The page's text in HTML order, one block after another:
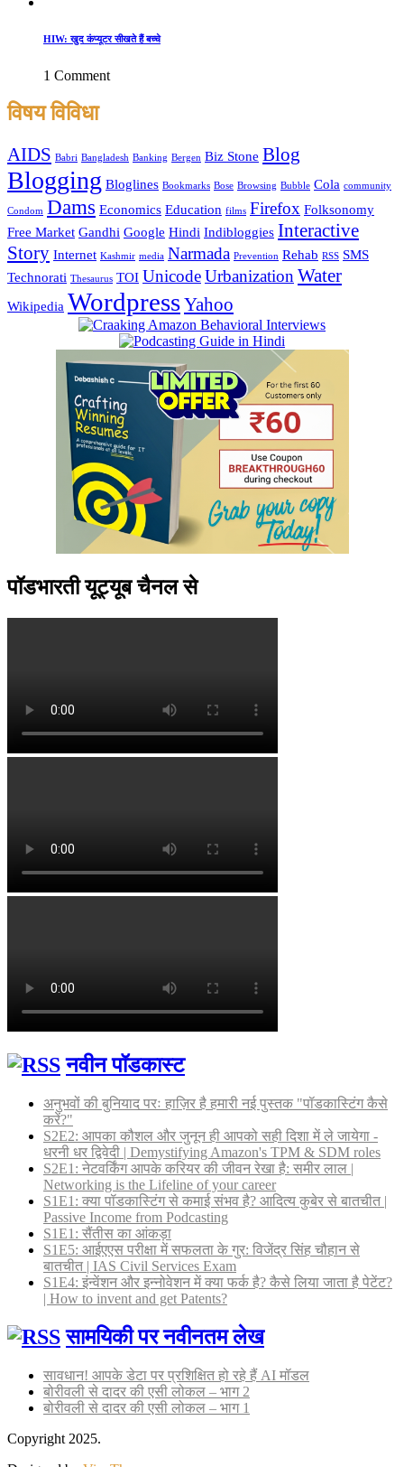
HIW: खुद कंप्यूटर सीखते हैं बच्चे
1 Comment
विषय विविधा
AIDS Babri Bangladesh Banking Bergen Biz Stone Blog
Blogging Bloglines Bookmarks Bose Browsing Bubble Cola community
Condom Dams Economics Education films Firefox Folksonomy
Free Market Gandhi Google Hindi Indibloggies Interactive
Story Internet Kashmir media Narmada Prevention Rehab RSS SMS
Technorati Thesaurus TOI UnicodeUrbanizationWater
Wikipedia WordpressYahoo
पॉडभारती यूट्यूब चैनल से
नवीन पॉडकास्ट
अनुभवों की बुनियाद परः हाज़िर है हमारी नई पुस्तक "पॉडकास्टिंग कैसे
करें?"
S2E2: आपका कौशल और जुनून ही आपको सही दिशा में ले जायेगा -
धरनी धर द्विवेदी | Demystifying Amazon's TPM & SDM roles
S2E1: नेटवर्किंग आपके करियर की जीवन रेखा है: समीर लाल |
Networking is the Lifeline of your career
S1E1: क्या पॉडकास्टिंग से कमाई संभव है? आदित्य कुबेर से बातचीत |
Passive Income from Podcasting
S1E1: सैंतीस का आंकड़ा
S1E5: आईएएस परीक्षा में सफलता के गुर: विजेंद्र सिंह चौहान से
बातचीत | IAS Civil Services Exam
S1E4: इंन्वेंशन और इन्नोवेशन में क्या फर्क है? कैसे लिया जाता है पेटेंट?
| How to invent and get Patents?
सामयिकी पर नवीनतम लेख
सावधान! आपके डेटा पर प्रशिक्षित हो रहे हैं AI मॉडल
बोरीवली से दादर की एसी लोकल – भाग 2
बोरीवली से दादर की एसी लोकल – भाग 1
Copyright 2025.